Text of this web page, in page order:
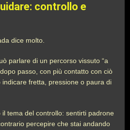
controllo e
dice molto.
parlare di un percorso vissuto “a
passo, con più contatto con ciò
indicare fretta, pressione o paura di
il tema del controllo: sentirti padrone
percepire che stai andando